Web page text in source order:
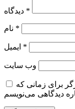
*
*
*
وب‌ سایت
برای زمانی که